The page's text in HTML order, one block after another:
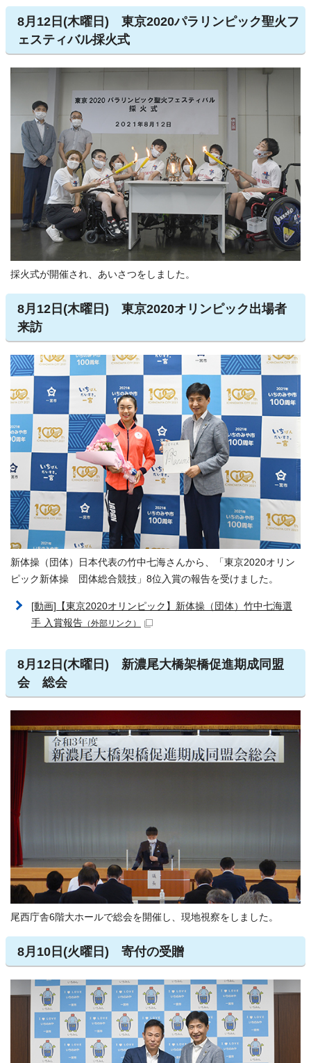
8月12日(木曜日) 東京2020パラリンピック聖火フ
ェスティバル採火式
採火式が開催され、あいさつをしました。
8月12日(木曜日) 東京2020オリンピック出場者
来訪
新体操（団体）日本代表の竹中七海さんから、「東京2020オリン
ピック新体操 団体総合競技」8位入賞の報告を受けました。
[動画]【東京2020オリンピック】新体操（団体）竹中七海選
手 入賞報告 （外部リンク）
8月12日(木曜日) 新濃尾大橋架橋促進期成同盟
会 総会
尾西庁舎6階大ホールで総会を開催し、現地視察をしました。
8月10日(火曜日) 寄付の受贈